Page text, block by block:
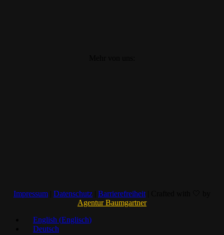
Impressum Datenschutz Barrierefreiheit
Agentur Baumgartner
English (Englisch)
Deutsch